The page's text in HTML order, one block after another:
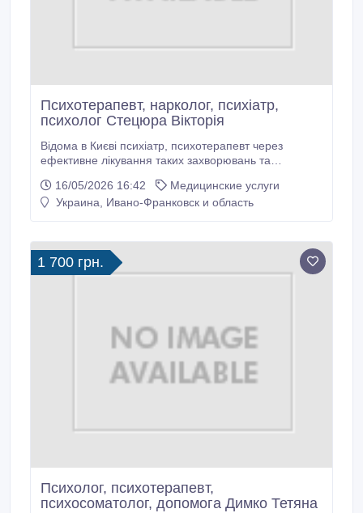
Психотерапевт, нарколог, психіатр,
психолог Стецюра Вікторія
Відома в Києві психіатр, психотерапевт через
ефективне лікування таких захворювань та
думки, безсоння, порушення поведінки, панічні
розлади, головний біль різного генезу, психічні
манія переслідування, жахи під час сну, хронічна
втома, неконтрольована агресія, апатія та млявість,
зміна особистості, тривожний стан.
16/05/2026 16:42
Медицинские услуги
Украина, Ивано-Франковск и область
1 700 грн.
Психолог, психотерапевт,
психосоматолог, допомога Димко Тетяна